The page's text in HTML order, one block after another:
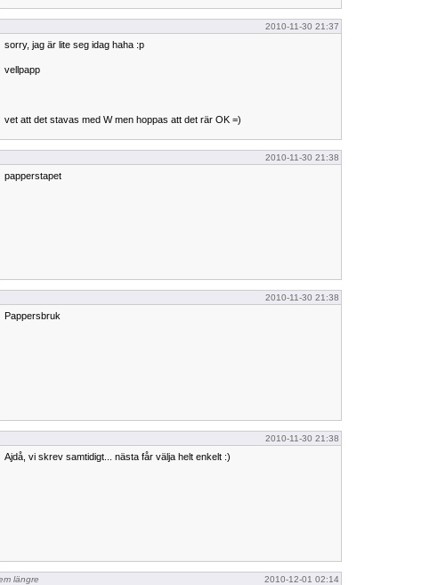
2010-11-30 21:37
sorry, jag är lite seg idag haha :p
vellpapp
vet att det stavas med W men hoppas att det rär OK =)
2010-11-30 21:38
papperstapet
2010-11-30 21:38
Pappersbruk
2010-11-30 21:38
Ajdå, vi skrev samtidigt... nästa får välja helt enkelt :)
längre 2010-12-01 02:14